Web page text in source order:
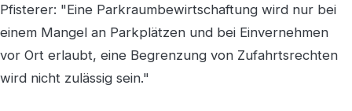
Pfisterer: "Eine Parkraumbewirtschaftung wird nur bei
einem Mangel an Parkplätzen und bei Einvernehmen
vor Ort erlaubt, eine Begrenzung von Zufahrtsrechten
wird nicht zulässig sein."